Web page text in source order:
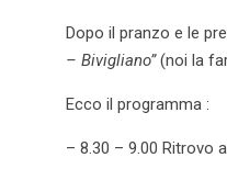
Dopo il pranzo e le
– Bivigliano”(noi la
Ecco il programma :
– 8.30 – 9.00 Ritrovo